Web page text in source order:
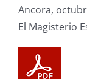
Ancora,
El Magisterio